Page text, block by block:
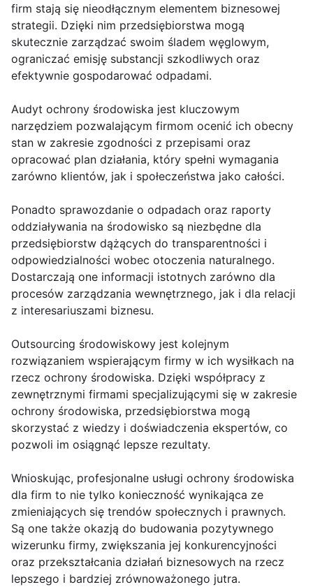
firm stają się nieodłącznym elementem biznesowej
strategii. Dzięki nim przedsiębiorstwa mogą
skutecznie zarządzać swoim śladem węglowym,
ograniczać emisję substancji szkodliwych oraz
efektywnie gospodarować odpadami.
Audyt ochrony środowiska jest kluczowym
narzędziem pozwalającym firmom ocenić ich obecny
stan w zakresie zgodności z przepisami oraz
opracować plan działania, który spełni wymagania
zarówno klientów, jak i społeczeństwa jako całości.
Ponadto sprawozdanie o odpadach oraz raporty
oddziaływania na środowisko są niezbędne dla
przedsiębiorstw dążących do transparentności i
odpowiedzialności wobec otoczenia naturalnego.
Dostarczają one informacji istotnych zarówno dla
procesów zarządzania wewnętrznego, jak i dla relacji
z interesariuszami biznesu.
Outsourcing środowiskowy jest kolejnym
rozwiązaniem wspierającym firmy w ich wysiłkach na
rzecz ochrony środowiska. Dzięki współpracy z
zewnętrznymi firmami specjalizującymi się w zakresie
ochrony środowiska, przedsiębiorstwa mogą
skorzystać z wiedzy i doświadczenia ekspertów, co
pozwoli im osiągnąć lepsze rezultaty.
Wnioskując, profesjonalne usługi ochrony środowiska
dla firm to nie tylko konieczność wynikająca ze
zmieniających się trendów społecznych i prawnych.
Są one także okazją do budowania pozytywnego
wizerunku firmy, zwiększania jej konkurencyjności
oraz przekształcania działań biznesowych na rzecz
lepszego i bardziej zrównoważonego jutra.